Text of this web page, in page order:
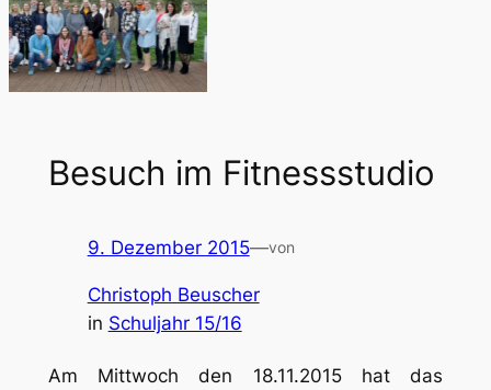
c
h
e
n
Besuch im Fitnessstudio
9. Dezember 2015—von
Christoph Beuscher
in Schuljahr 15/16
Am Mittwoch den 18.11.2015 hat das